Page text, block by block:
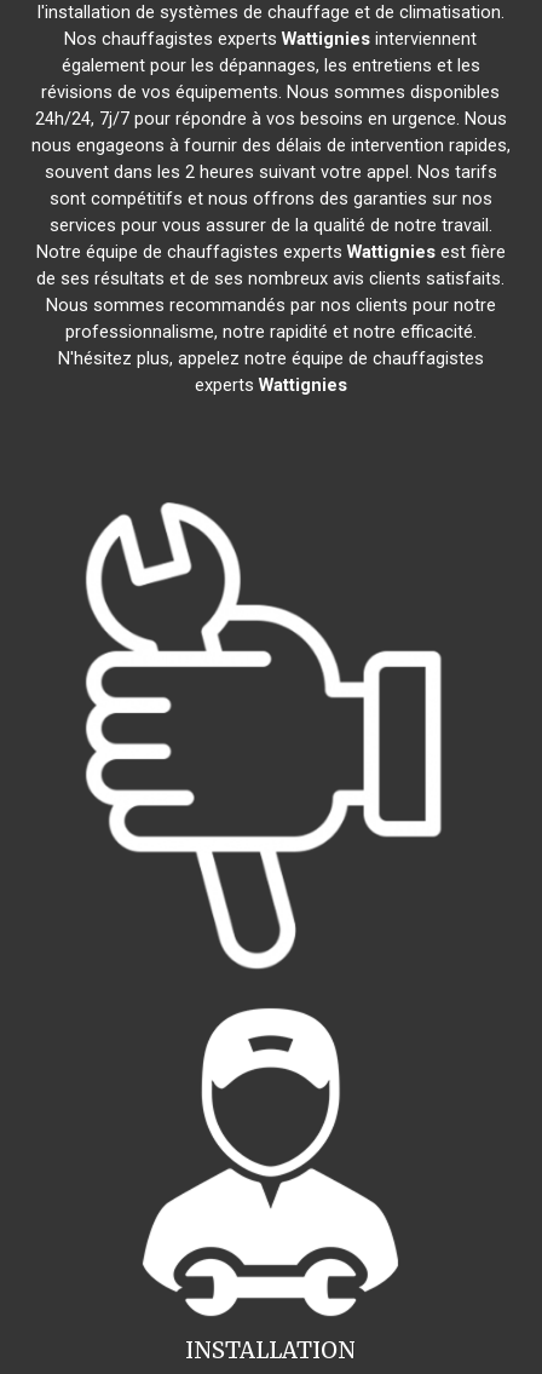
l'installation de systèmes de chauffage et de climatisation.
Nos chauffagistes expertsWattignies interviennent
également pour les dépannages, les entretiens et les
révisions de vos équipements. Nous sommes disponibles
24h/24, 7j/7 pour répondre à vos besoins en urgence. Nous
nous engageons à fournir des délais de intervention rapides,
souvent dans les 2 heures suivant votre appel. Nos tarifs
sont compétitifs et nous offrons des garanties sur nos
services pour vous assurer de la qualité de notre travail.
Notre équipe de chauffagistes experts Wattigniesest fière
de ses résultats et de ses nombreux avis clients satisfaits.
Nous sommes recommandés par nos clients pour notre
professionnalisme, notre rapidité et notre efficacité.
N'hésitez plus, appelez notre équipe de chauffagistes
experts Wattignies
INSTALLATION